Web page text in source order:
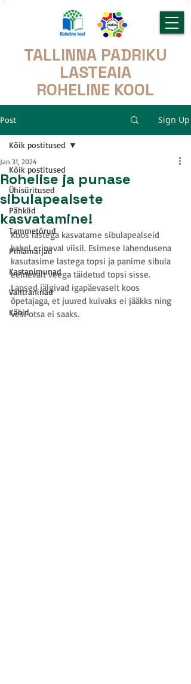
TALLINNA PADRIKU
LASTEAIA
ROHELINE KOOL
Post Sign Up
Kõik postitused
Ühisüritused
Pähklid
Tammetõrud
Pihlamarjad
Kastanimunad
Vahtraninad
Käbid
Kõik postitused
Rohelise ja punase
sibulapealsete
kasvatamine!
Jan 31, 2024
Koos lastega kasvatame sibulapealseid
kahel erineval viisil. Esimese lahendusena
kasutasime lastega topsi ja panime sibula
eelnevalt veega täidetud topsi sisse.
Lapsed jälgivad igapäevaselt koos
õpetajaga, et juured kuivaks ei jääkks ning
vesi otsa ei saaks.